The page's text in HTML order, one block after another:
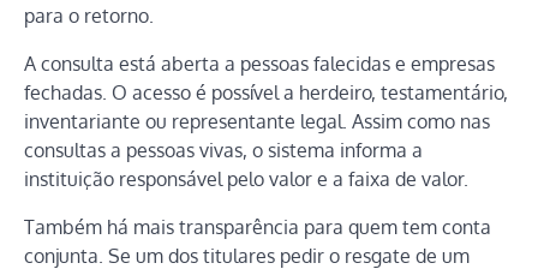
para o retorno.
A consulta está aberta a pessoas falecidas e empresas
fechadas. O acesso é possível a herdeiro, testamentário,
inventariante ou representante legal. Assim como nas
consultas a pessoas vivas, o sistema informa a
instituição responsável pelo valor e a faixa de valor.
Também há mais transparência para quem tem conta
conjunta. Se um dos titulares pedir o resgate de um